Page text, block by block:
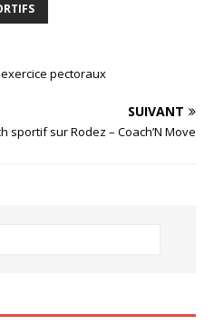
pectoraux
SUIVANT
sportif sur Rodez – Coach’N Move